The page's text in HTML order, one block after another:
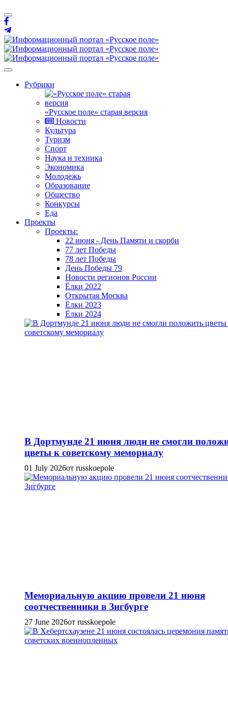
Рубрики
«Русское поле» старая версия
Новости
Культура
Туризм
Спорт
Наука и техника
Экономика
Молодежь
Образование
Общество
Конкурсы
Еда
Проекты
Проекты:
22 июня - День Памяти и скорби
77 лет Победы
78 лет Победы
День Победы 79
Новости регионов России
Ёлки 2022
Открытая Москва
Ёлки 2023
Ёлки 2024
В Дортмунде 21 июня люди не смогли
цветы к советскому мемориалу
01 July 2026от russkoepole
Мемориальную акцию провели 21 июня
соотчественники в Зигбурге
27 June 2026от russkoepole